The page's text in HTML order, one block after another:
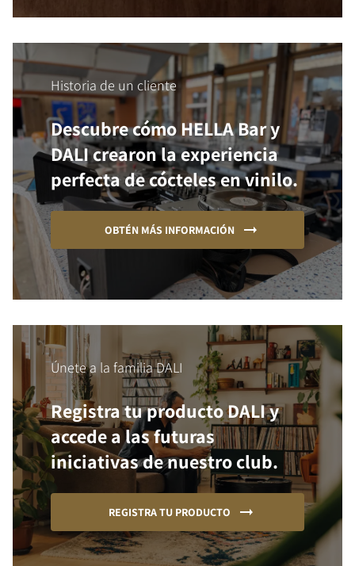
Historia de un cliente
Descubre cómo HELLA Bar y
DALI crearon la experiencia
perfecta de cócteles en vinilo.
OBTÉN MÁS INFORMACIÓN
Únete a la familia DALI
Registra tu producto DALI y
accede a las futuras
iniciativas de nuestro club.
REGISTRA TU PRODUCTO